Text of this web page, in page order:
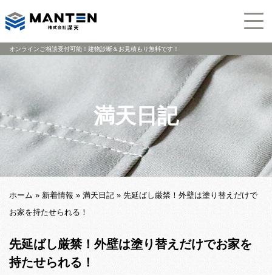
オンラインご相談受付可能！建物診断＆お見積もり無料です！
満天日記
ホーム » 新着情報 » 満天日記 » 先延ばし厳禁！外壁は塗り替えだけで
お家を持たせられる！
先延ばし厳禁！外壁は塗り替えだけでお家を
持たせられる！